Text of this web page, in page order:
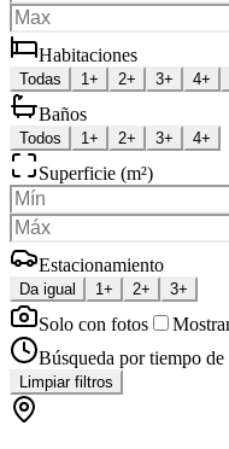
Habitaciones
Todas 1+ 2+ 3+ 4+
Baños
Todos 1+ 2+ 3+ 4+
Superficie (m²)
Estacionamiento
Da igual 1+ 2+ 3+
Solo con fotos
Búsqueda por tiempo
Limpiar filtros